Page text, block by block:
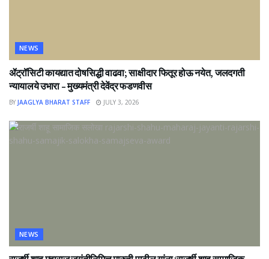
NEWS
ॲट्रॉसिटी कायद्यात दोषसिद्धी वाढवा; साक्षीदार फितूर होऊ नयेत, जलदगती
न्यायालये उभारा – मुख्यमंत्री देवेंद्र फडणवीस
BY JAAGLYA BHARAT STAFF JULY 3, 2026
NEWS